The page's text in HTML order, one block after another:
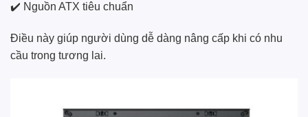
✔️ Nguồn ATX tiêu chuẩn
Điều này giúp người dùng dễ dàng nâng cấp khi có nhu
cầu trong tương lai.